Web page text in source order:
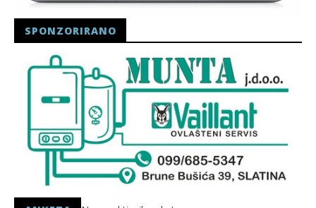
SPONZORIRANO